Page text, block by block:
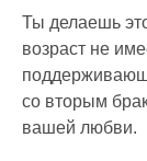
Ты делаешь
возраст не
со вторым
вашей любви.